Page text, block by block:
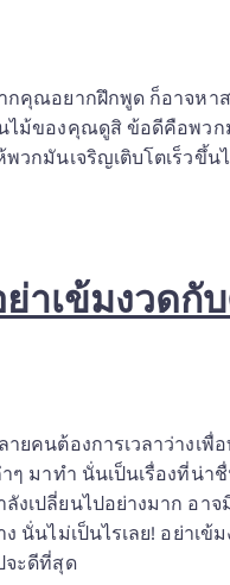
กคุณอยากฝึกพูด ก็อาจหาส
ไม้ของคุณดูสิ ข้อดีคือพวก
พวกมันเจริญเติบโตเร็วขึ้น
ย่าเข้มงวดกับ
ายคนต้องการเวลาว่างเพื่
าๆ มาทำ นั่นเป็นเรื่องที่น่
ลังเปลี่ยนไปอย่างมาก อา
ง นั่นไม่เป็นไรเลย! อย่าเ
จะดีที่สุด